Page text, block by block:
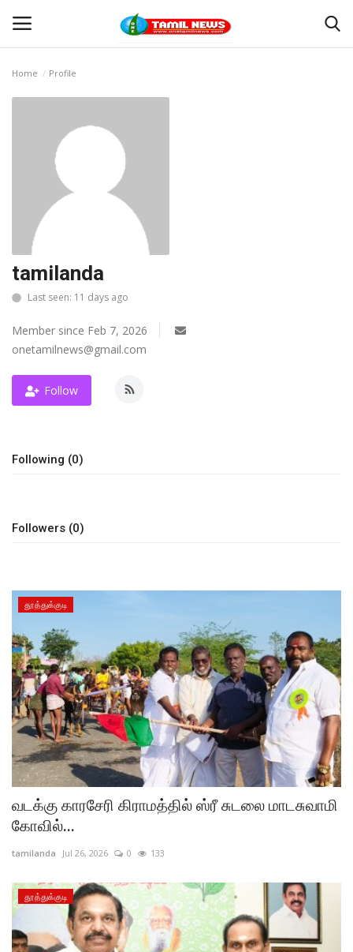
தூத்துக்குடி
Contact
தமிழ்நாடு
இந்தியா
உலகம்
அரசியல்
Home Profile
tamilanda
Last seen: 11 days ago
Member since Feb 7, 2026
onetamilnews@gmail.com
Follow
Following (0)
Followers (0)
தூத்துக்குடி
வடக்கு காரசேரி கிராமத்தில் ஸ்ரீ சுடலை மாடசுவாமி
கோவில்...
tamilanda Jul 26, 2026 0 133
தூத்துக்குடி